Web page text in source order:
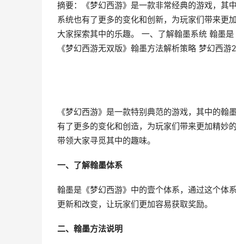
摘要：《梦幻西游》是一款非常经典的游戏，其
系统也有了更多的变化和创新，为玩家们带来更
大家探索其中的乐趣。 一、了解翰墨系统 翰墨
《梦幻西游无双版》翰墨方法解析策略 梦幻西游
《梦幻西游》是一款特别典范的游戏，其中的
有了更多的变化和创造，为玩家们带来更加精妙
带领大家寻觅其中的趣味。
一、了解翰墨体系
翰墨是《梦幻西游》中的壹个体系，通过这个体
更新和改变，让玩家们更加容易获取奖励。
二、翰墨方法说明